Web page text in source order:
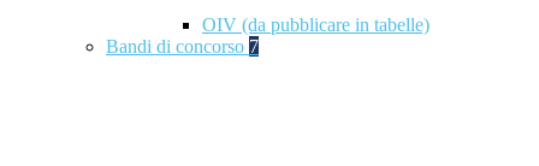
OIV (da pubblicare in tabelle)
Bandi di concorso 7